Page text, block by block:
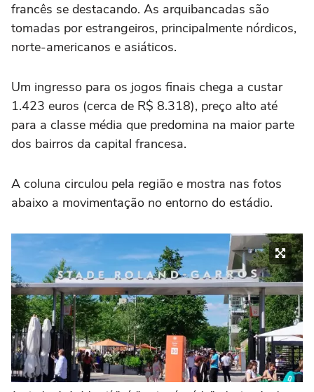
francês se destacando. As arquibancadas são
tomadas por estrangeiros, principalmente nórdicos,
norte-americanos e asiáticos.
Um ingresso para os jogos finais chega a custar
1.423 euros (cerca de R$ 8.318), preço alto até
para a classe média que predomina na maior parte
dos bairros da capital francesa.
A coluna circulou pela região e mostra nas fotos
abaixo a movimentação no entorno do estádio.